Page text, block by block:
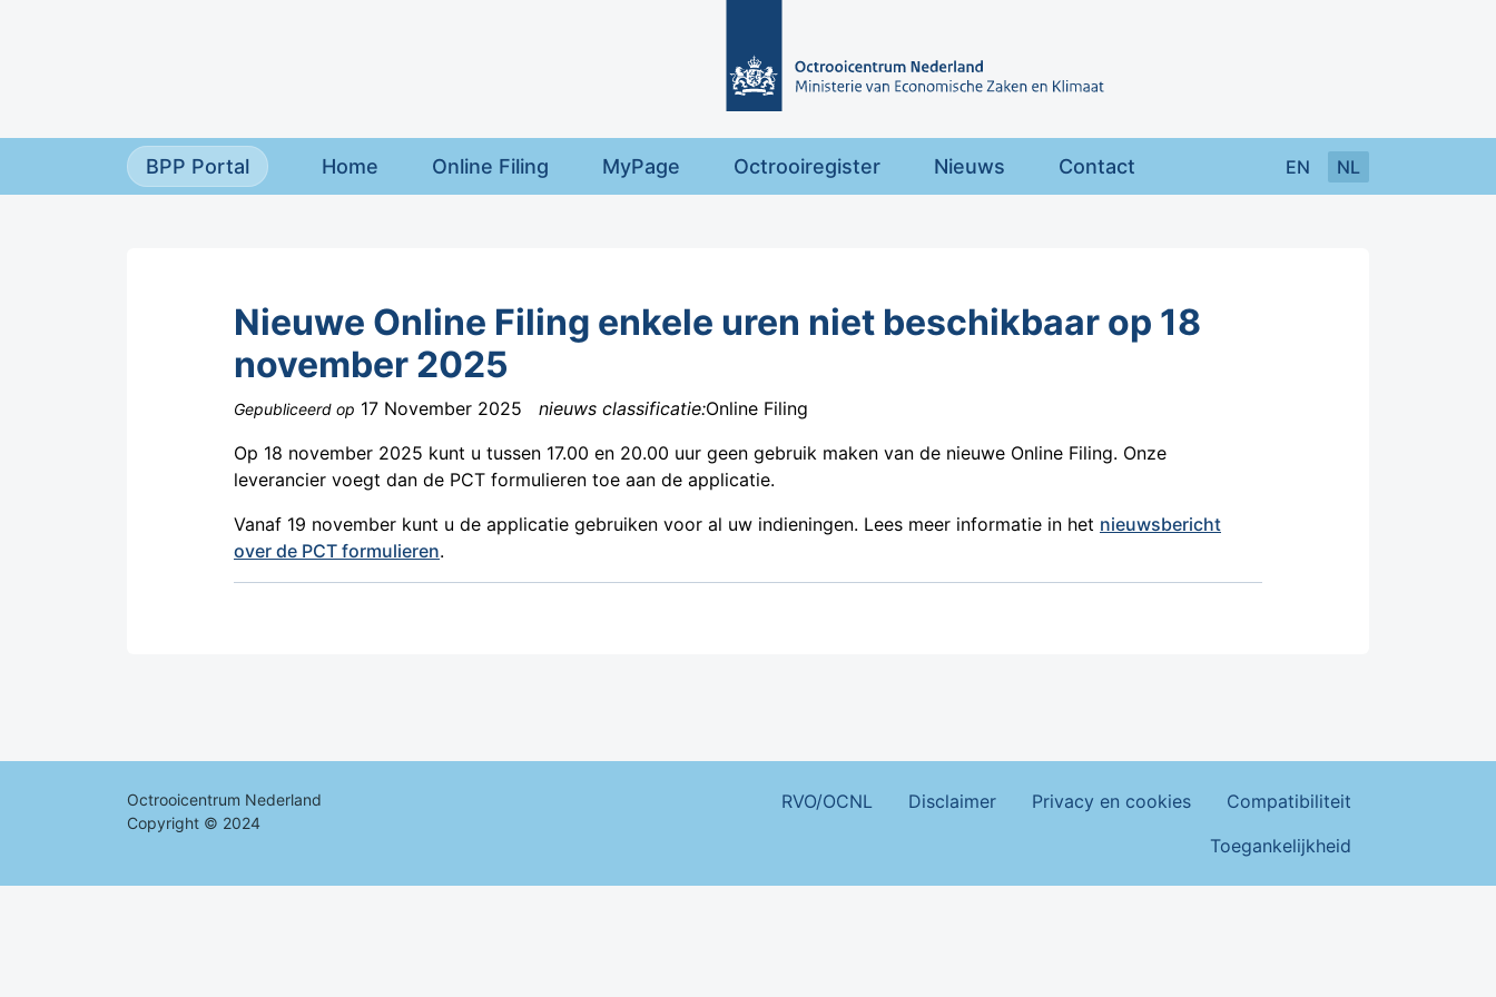
BPP Portal Home Online Filing MyPage Octrooiregister Nieuws Contact EN NL
Nieuwe Online Filing enkele uren niet beschikbaar op 18
november 2025
Gepubliceerd op 17 November 2025 nieuws classificatie:Online Filing
Op 18 november 2025 kunt u tussen 17.00 en 20.00 uur geen gebruik maken van de nieuwe Online Filing. Onze
leverancier voegt dan de PCT formulieren toe aan de applicatie.
Vanaf 19 november kunt u de applicatie gebruiken voor al uw indieningen. Lees meer informatie in het nieuwsbericht
over de PCT formulieren.
Octrooicentrum Nederland
Copyright © 2024
Footer Menu
RVO/OCNL Disclaimer Privacy en cookies
Compatibiliteit
Toegankelijkheid